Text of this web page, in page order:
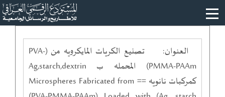
العنوان:
تصنيع الكريات المايكرويه من (PVA-
PMMA-PAAm) المحمله ب Ag,starch,dextrin
كمركبات نانويه == Microspheres Fabricated from